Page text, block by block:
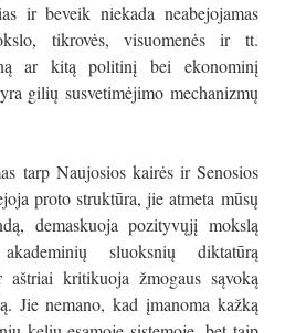
ir beveik niekada neabejojamas
tikrovės, visuomenės ir tt.
ar kitą politinį bei ekonominį
gilių susvetimėjimo mechanizmų
tarp Naujosios kairės ir Senosios
proto struktūra, jie atmeta mūsų
demaskuoja pozityvųjį mokslą
sluoksnių diktatūrą
kritikuoja žmogaus sąvoką
Jie nemano, kad įmanoma kažką